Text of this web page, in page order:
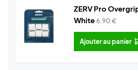
ZERV Pro
White6,90€
Ajouter au panier